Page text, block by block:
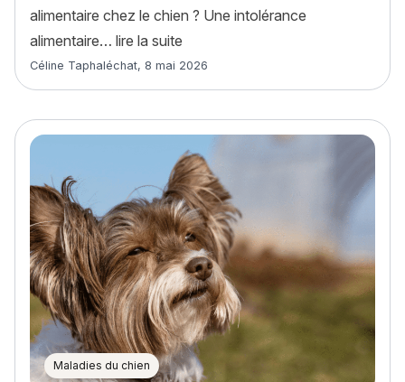
alimentaire chez le chien ? Une intolérance
alimentaire… lire la suite
Article rédigé par
Céline Taphaléchat, 8 mai 2026
Maladies du chien